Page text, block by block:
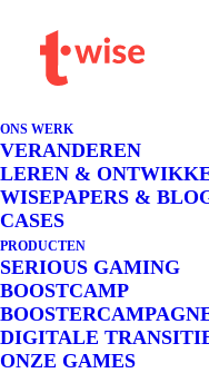
ONS WERK
VERANDEREN
LEREN &
WISEPAPERS &
CASES
PRODUCTEN
SERIOUS GAMING
BOOSTCAMP
DIGITALE
ONZE GAMES
Een
Game
Is jouw team klaar